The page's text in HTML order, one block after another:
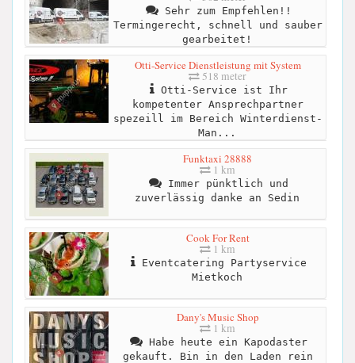
Sehr zum Empfehlen!!
Termingerecht, schnell und sauber
gearbeitet!
Otti-Service Dienstleistung mit System
518 meter
Otti-Service ist Ihr
kompetenter Ansprechpartner
spezeill im Bereich Winterdienst-
Man...
Funktaxi 28888
1 km
Immer pünktlich und
zuverlässig danke an Sedin
Cook For Rent
1 km
Eventcatering Partyservice
Mietkoch
Dany's Music Shop
1 km
Habe heute ein Kapodaster
gekauft. Bin in den Laden rein